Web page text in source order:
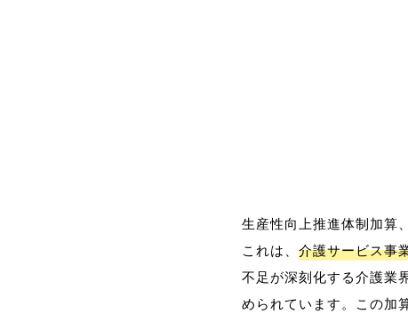
生産性向上推進体制加算
これは、 介護サービス事
不足が深刻化する介護業
められています。この加